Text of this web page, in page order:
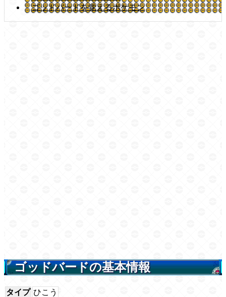
ゴッドバードを覚えるポケモン
ゴッドバードの基本情報
タイプ ひこう